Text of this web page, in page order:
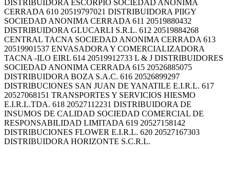
DISTRIBUIDORA ESCORPIO SOCIEDAD ANONIMA
CERRADA 610 20519797021 DISTRIBUIDORA PIIGY
SOCIEDAD ANONIMA CERRADA 611 20519880432
DISTRIBUIDORA GLUCARLI S.R.L. 612 20519884268
CENTRAL TACNA SOCIEDAD ANONIMA CERRADA 613
20519901537 ENVASADORA Y COMERCIALIZADORA
TACNA -ILO EIRL 614 20519912733 L & J DISTRIBUIDORES
SOCIEDAD ANONIMA CERRADA 615 20526885075
DISTRIBUIDORA BOZA S.A.C. 616 20526899297
DISTRIBUCIONES SAN JUAN DE YANATILE E.I.R.L. 617
20527068151 TRANSPORTES Y SERVICIOS HIESMO
E.I.R.L.TDA. 618 20527112231 DISTRIBUIDORA DE
INSUMOS DE CALIDAD SOCIEDAD COMERCIAL DE
RESPONSABILIDAD LIMITADA 619 20527158142
DISTRIBUCIONES FLOWER E.I.R.L. 620 20527167303
DISTRIBUIDORA HORIZONTE S.C.R.L.